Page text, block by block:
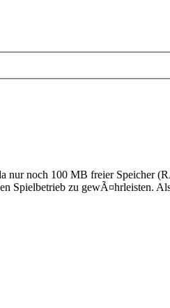
nur noch 100 MB freier Speicher
Spielbetrieb zu gewÃ¤hrleisten.